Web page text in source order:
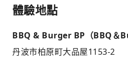
體驗地點
BBQ & Burger BP（BBQ＆
丹波市柏原町大品屋1153-2